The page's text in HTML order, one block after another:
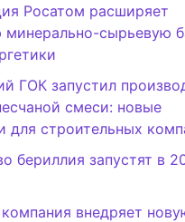
Росатом расширяет
минерально-сырьевую
ГОК запустил
смеси: новые
для строительных
бериллия запустят в
внедряет